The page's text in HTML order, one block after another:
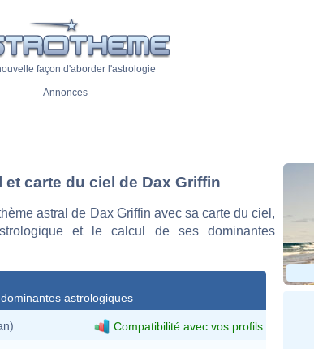
façon d'aborder l'astrologie
Annonces
et carte du ciel de Dax Griffin
astral de Dax Griffin avec sa carte du ciel,
et le calcul de ses dominantes
astrologiques
Compatibilité avec vos profils